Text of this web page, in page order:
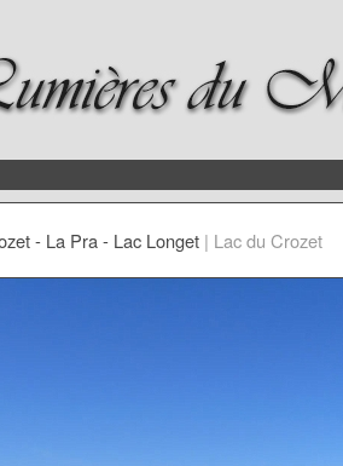
- La Pra - Lac Longet | Lac du Crozet